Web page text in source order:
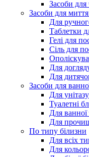
Засоби
Засоби для
Для
Таблетки
Гелі для
Сіль для
Для
Для
Засоби для
Для унітазу
Туалетні
Для ванної
Для
По типу білизни
Для всіх
Для